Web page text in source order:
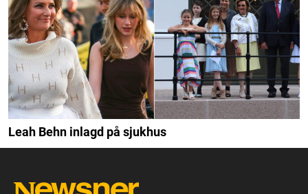
Leah Behn inlagd på sjukhus